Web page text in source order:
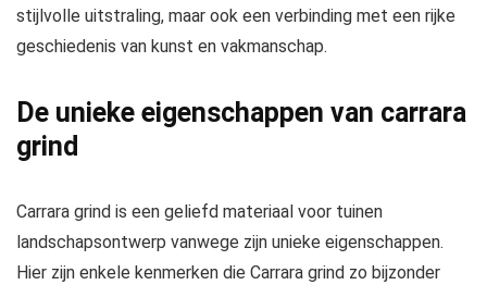
stijlvolle uitstraling, maar ook een verbinding met een rijke
geschiedenis van kunst en vakmanschap.
De unieke eigenschappen van carrara
grind
Carrara grind is een geliefd materiaal voor tuinen
landschapsontwerp vanwege zijn unieke eigenschappen.
Hier zijn enkele kenmerken die Carrara grind zo bijzonder